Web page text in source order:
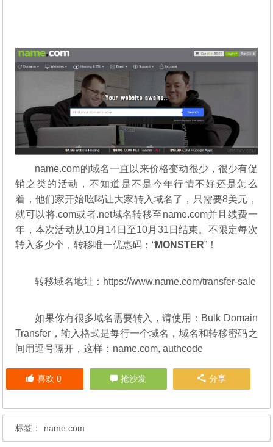
name.com的域名一直以来价格变动很少，很少有促
销之类的活动，不知道是不是今年行情不好还是怎么
着，他们家开始吆喝让大家转入域名了，只需要8美元，
就可以将.com或者.net域名转移至name.com并且续费一
年，本次活动从10月14日至10月31日结束。不限定每次
转入多少个，转移唯一优惠码：“MONSTER”！
转移域名地址：https://www.name.com/transfer-sale
如果你有很多域名需要转入，请使用：Bulk Domain
Transfer，输入格式是每行一个域名，域名和转移密码之
间用逗号隔开，这样：name.com, authcode
喜欢 0 抢沙发 分享
标签： name.com